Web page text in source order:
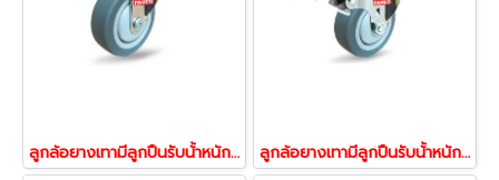
ลูกล้อยางเทามีลูกปืนรับน้้าหนัก55-105กก.ล้อแป้นหมุน ล้อไม่ทำพื้นเป็นรอย รุ่น MOVER ยี่ห้อ PAREO 39575,39582 ลูกล้อยางเทามีลูกปืนรับน้้าหนัก55-105กก.ล้อแป้นเบรก ล้อไม่ทำพื้นเป็นรอย รุ่น MOVER ยี่ห้อ PAREO 39636,39643